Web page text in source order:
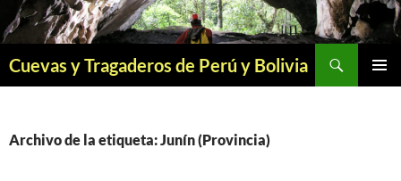
Saltar
al
Cuevas y Tragaderos de Perú y Bolivia
Archivo de la etiqueta: Junín (Provincia)